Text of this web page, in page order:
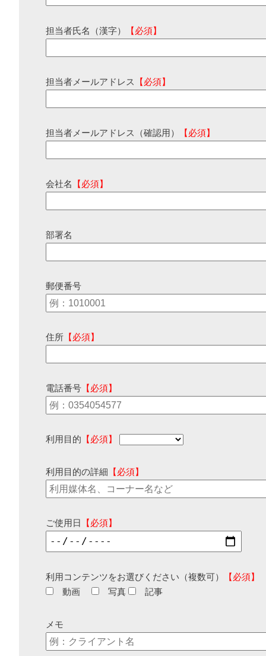
担当者氏名（漢字） 【必須】
担当者メールアドレス 【必須】
担当者メールアドレス（確認用） 【必須】
会社名 【必須】
部署名
郵便番号
住所 【必須】
電話番号 【必須】
利用目的 【必須】
利用目的の詳細 【必須】
ご使用日 【必須】
利用コンテンツをお選びください（複数可）
【必須】
動画
写真 記事
メモ